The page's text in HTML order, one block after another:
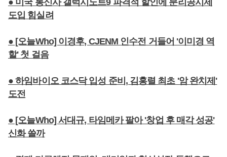
● 미국 통신사 갤럭시노트9 파격적 할인에 분리공시제
도입 힘실려
● [오늘Who] 이경후, CJENM 인수전 거들어 '이미경 역
할' 첫 걸음
● 하임바이오 코스닥 입성 준비, 김홍렬 최초 '암 완치제'
도전
● [오늘Who] 서대규, 타임메카 팔아 '창업 후 매각 성공'
신화 쓸까